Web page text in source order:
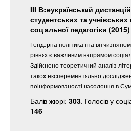
III Всеукраїнський
студентських та учнівських
соціальної педагогіки (2015)
Гендерна політика і на
рівнях є важливим напрямом
Здійснено теоретичний аналіз
також експерементально
поінформованості населення в
Балів жюрі: 303. Голосів у
146